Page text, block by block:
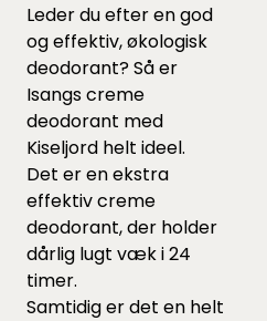
Leder du efter en god
og effektiv, økologisk
deodorant? Så er
Isangs creme
deodorant med
Kiseljord helt ideel.
Det er en ekstra
effektiv creme
deodorant, der holder
dårlig lugt væk i 24
timer.
Samtidig er det en helt